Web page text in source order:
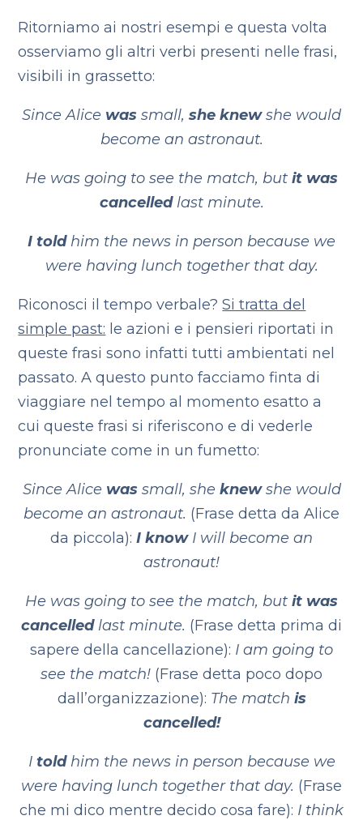
Ritorniamo ai nostri esempi e questa volta
osserviamo gli altri verbi presenti nelle frasi,
visibili in grassetto:
Since Alice was small, she knewshe would
become an astronaut.
He was going to see the match, but it was
cancelledlast minute.
I toldhim the news in person because we
were having lunch together that day.
Riconosci il tempo verbale?Si tratta del
simple past: le azioni e i pensieri riportati in
queste frasi sono infatti tutti ambientati nel
passato. A questo punto facciamo finta di
viaggiare nel tempo al momento esatto a
cui queste frasi si riferiscono e di vederle
pronunciate come in un fumetto:
Since Alice was small, she knewshe would
become an astronaut. (Frase detta da Alice
da piccola): I knowI will become an
astronaut!
He was going to see the match, but it was
cancelledlast minute. (Frase detta prima di
sapere della cancellazione): I am going to
see the match! (Frase detta poco dopo
dall’organizzazione): The match is
cancelled!
I toldhim the news in person because we
were having lunch together that day. (Frase
che mi dico mentre decido cosa fare): I think